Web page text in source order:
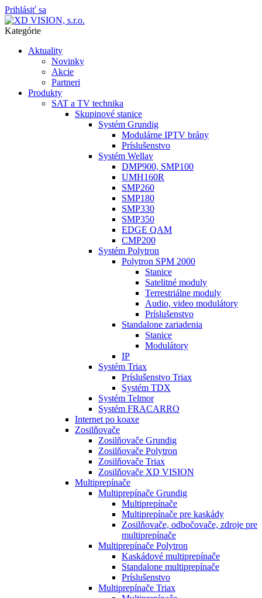
Prihlásiť sa
Kategórie
Aktuality
Novinky
Akcie
Partneri
Produkty
SAT a TV technika
Skupinové stanice
Systém Grundig
Modulárne IPTV brány
Príslušenstvo
Systém Wellav
DMP900, SMP100
UMH160R
SMP260
SMP180
SMP330
SMP350
EDGE QAM
CMP200
Systém Polytron
Polytron SPM 2000
Stanice
Satelitné moduly
Terrestriálne moduly
Audio, video modulátory
Príslušenstvo
Standalone zariadenia
Stanice
Modulátory
IP
Systém Triax
Príslušenstvo Triax
Systém TDX
Systém Telmor
Systém FRACARRO
Internet po koaxe
Zosilňovače
Zosilňovače Grundig
Zosilňovače Polytron
Zosilňovače Triax
Zosilňovače XD VISION
Multiprepínače
Multiprepínače Grundig
Multiprepínače
Multiprepínače pre kaskády
Zosilňovače, odbočovače, zdroje pre
multiprepínače
Multiprepínače Polytron
Kaskádové multiprepínače
Standalone multiprepínače
Príslušenstvo
Multiprepínače Triax